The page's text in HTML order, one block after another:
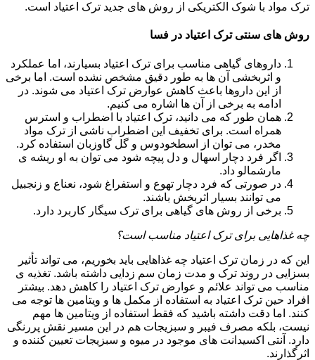
ترک مواد با شوک الکتریکی از روش های جدید ترک اعتیاد است.
روش های سنتی ترک اعتیاد در فسا
داروهای گیاهی مناسب برای ترک اعتیاد بسیارند، اما عملکرد
و اثربخشی آن ها به طور دقیق مشخص نشده است. اما برخی
از این داروها باعث کاهش عوارض ترک اعتیاد می شوند. در
ادامه به برخی از آن ها اشاره می کنیم.
همان طور که می دانید، ترک اعتیاد با اضطراب و استرس
همراه است. برای تخفیف این اضطراب ناشی از ترک مواد
مخدر، می توان از اسطخودوس و گل گاوزبان استفاده کرد.
اگر فرد دچار اسهال و دل پیچه شود می توان به او ریشه ی
مارشمالو داد.
در صورتی که فرد دچار تهوع و استفراغ شود، نعناع و زنجبیل
می توانند بسیار اثربخش باشند.
برخی از روش های گیاهی برای ترک سیگار کاربرد دارد.
چه غذاهایی برای ترک اعتیاد مناسب است؟
این که در زمان ترک اعتیاد چه غذاهایی باید بخوریم، می تواند تأثیر
بسزایی در روند ترک و مدت زمان سم زدایی داشته باشد. تغذیه ی
مناسب می تواند علائم و عوارض ترک اعتیاد را کاهش دهد. بیشتر
افراد حین ترک اعتیاد به استفاده از مکمل ها و ویتامین ها توجه می
کنند. اما دقت داشته باشید که فقط استفاده از ویتامین ها مهم
نیست، بلکه مصرف فیبر و سبزیجات هم در این مسیر نقش پررنگی
دارد. آنتی اکسیدانت های موجود در میوه و سبزیجات تعیین کننده و
اثرگذارند.